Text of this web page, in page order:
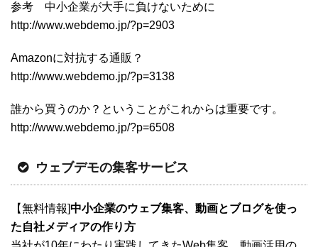
参考 中小企業が大手に負けないために
http://www.webdemo.jp/?p=2903
Amazonに対抗する通販？
http://www.webdemo.jp/?p=3138
誰から買うのか？ということがこれからは重要です。
http://www.webdemo.jp/?p=6508
ウェブデモの集客サービス
【無料情報]中小企業のウェブ集客、動画とブログを使っ
た自社メディアの作り方